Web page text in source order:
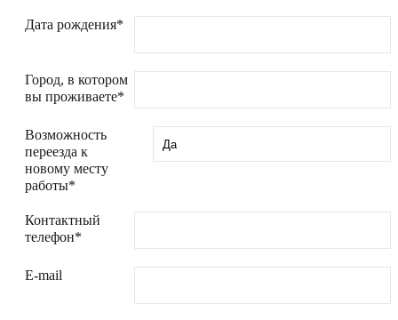
Дата рождения*
Город, в котором
вы проживаете*
Возможность
переезда к
новому месту
работы*
Контактный
телефон*
E-mail